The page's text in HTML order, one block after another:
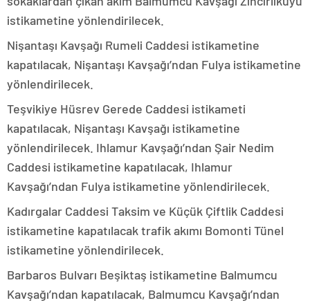
istikametine yönlendirilecek.
Nişantaşı Kavşağı Rumeli Caddesi istikametine
kapatılacak, Nişantaşı Kavşağı’ndan Fulya istikametine
yönlendirilecek.
Teşvikiye Hüsrev Gerede Caddesi istikameti
kapatılacak, Nişantaşı Kavşağı istikametine
yönlendirilecek. Ihlamur Kavşağı’ndan Şair Nedim
Caddesi istikametine kapatılacak, Ihlamur
Kavşağı’ndan Fulya istikametine yönlendirilecek.
Kadırgalar Caddesi Taksim ve Küçük Çiftlik Caddesi
istikametine kapatılacak trafik akımı Bomonti Tünel
istikametine yönlendirilecek.
Barbaros Bulvarı Beşiktaş istikametine Balmumcu
Kavşağı’ndan kapatılacak, Balmumcu Kavşağı’ndan